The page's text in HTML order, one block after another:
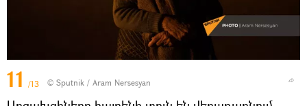
11 /13 © Sputnik / Aram Nersesyan